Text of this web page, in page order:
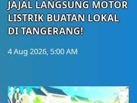
JAJAL LANGSUNG MOTOR
LISTRIK BUATAN LOKAL
DI TANGERANG!
4 Aug 2026, 5:00 AM